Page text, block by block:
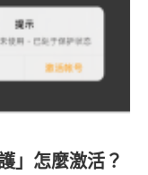
」怎麼激活？